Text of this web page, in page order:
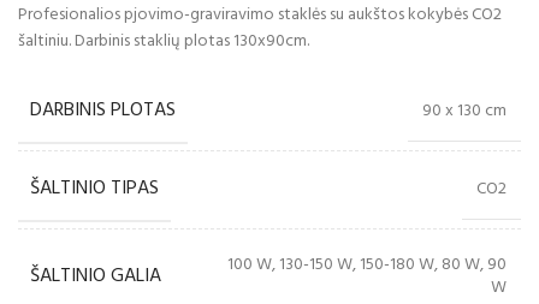
Profesionalios pjovimo-graviravimo staklės su aukštos kokybės CO2
šaltiniu. Darbinis staklių plotas 130x90cm.
DARBINIS PLOTAS 90 x 130 cm
ŠALTINIO TIPAS CO2
ŠALTINIO GALIA
100 W, 130-150 W, 150-180 W, 80 W, 90
W